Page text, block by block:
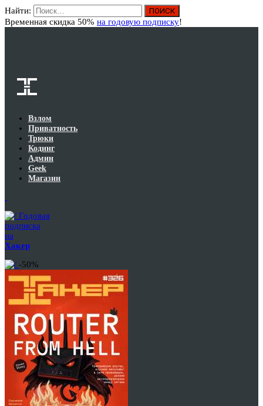
Найти:
Временная скидка 50% на годовую подписку!
Взлом
Приватность
Трюки
Кодинг
Админ
Geek
Магазин
Годовая
подписка
на
Хакер
-50%